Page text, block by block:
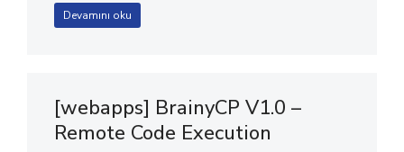
Devamını oku
[webapps] BrainyCP V1.0 –
Remote Code Execution